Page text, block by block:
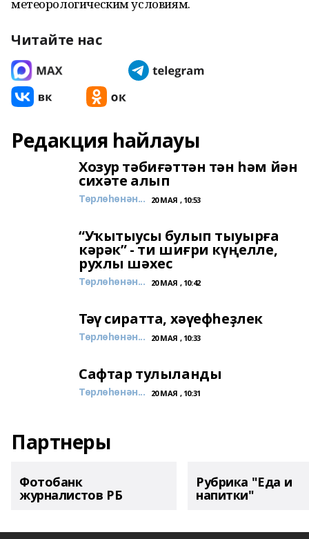
метеорологическим условиям.
Читайте нас
Редакция һайлауы
Хозур тәбиғәттән тән һәм йән
сихәте алып
Төрлөһөнән... 20 МАЯ , 10:53
“Уҡытыусы булып тыуырға
кәрәк” - ти шиғри күңелле,
рухлы шәхес
Төрлөһөнән... 20 МАЯ , 10:42
Тәү сиратта, хәүефһеҙлек
Төрлөһөнән... 20 МАЯ , 10:33
Сафтар тулыланды
Төрлөһөнән... 20 МАЯ , 10:31
Партнеры
Фотобанк
журналистов РБ
Рубрика "Еда и
напитки"